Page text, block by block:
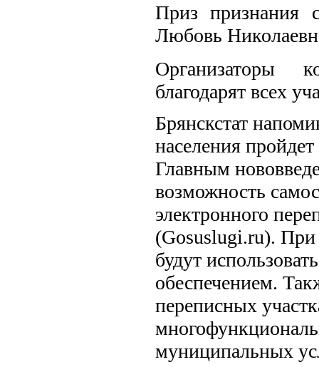
Приз признания
Любовь
Организаторы
благодарят всех
Брянскстат
населения
Главным
возможность
электронного
(Gosuslugi.ru).
будут
обеспечением.
переписных
муниципальных